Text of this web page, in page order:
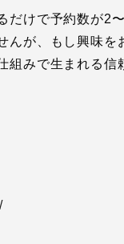
だけで予約数が2
んが、もし興味
組みで生まれる信